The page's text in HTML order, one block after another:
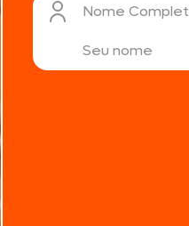
Nome